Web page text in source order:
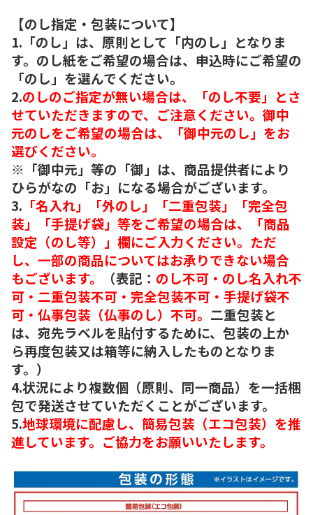
【のし指定・包装について】
1.「のし」は、原則として「内のし」となりま
す。のし紙をご希望の場合は、申込時にご希望の
「のし」を選んでください。
2.のしのご指定が無い場合は、「のし不要」とさ
せていただきますので、ご注意ください。御中
元のしをご希望の場合は、「御中元のし」をお
選びください。
※「御中元」等の「御」は、商品提供者により
ひらがなの「お」になる場合がございます。
3. 「名入れ」「外のし」「二重包装」「完全包
装」「手提げ袋」等をご希望の場合は、「商品
設定（のし等）」欄にご入力ください。ただ
し、一部の商品についてはお承りできない場合
もございます。
（表記： のし不可・のし名入れ不
可・二重包装不可・完全包装不可・手提げ袋不
可・仏事包装（仏事のし）不可。 二重包装と
は、宛先ラベルを貼付するために、包装の上か
ら再度包装又は箱等に納入したものとなりま
す。）
4.状況により複数個（原則、同一商品）を一括梱
包で発送させていただくことがございます。
5.地球環境に配慮し、簡易包装（エコ包装）を推
進しています。ご協力をお願いいたします。